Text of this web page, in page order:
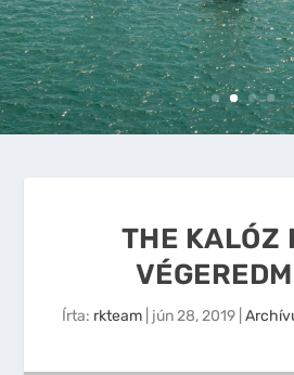
THE KALÓZ
Írta: rkteam| jún 28, 2019|